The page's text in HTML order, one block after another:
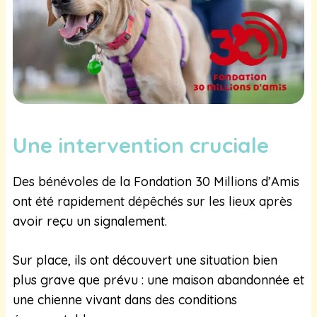
Une intervention cruciale
Des bénévoles de la Fondation 30 Millions d’Amis
ont été rapidement dépêchés sur les lieux après
avoir reçu un signalement.
Sur place, ils ont découvert une situation bien
plus grave que prévu : une maison abandonnée et
une chienne vivant dans des conditions